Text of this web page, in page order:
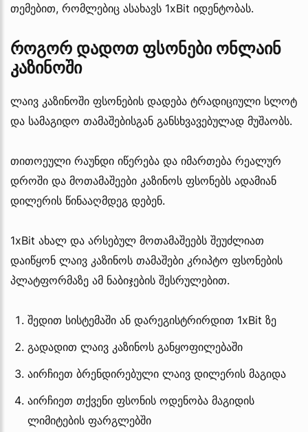
თემებით, რომლებიც ასახავს 1xBit იდენტობას.
როგორ დადოთ ფსონები ონლაინ
კაზინოში
ლაივ კაზინოში ფსონების დადება ტრადიციული სლოტ
და სამაგიდო თამაშებისგან განსხვავებულად მუშაობს.
თითოეული რაუნდი იწერება და იმართება რეალურ
დროში და მოთამაშეები კაზინოს ფსონებს ადამიან
დილერის წინააღმდეგ დებენ.
1xBit ახალ და არსებულ მოთამაშეებს შეუძლიათ
დაიწყონ ლაივ კაზინოს თამაშები კრიპტო ფსონების
პლატფორმაზე ამ ნაბიჯების შესრულებით.
შედით სისტემაში ან დარეგისტრირდით 1xBit ზე
გადადით ლაივ კაზინოს განყოფილებაში
აირჩიეთ ბრენდირებული ლაივ დილერის მაგიდა
აირჩიეთ თქვენი ფსონის ოდენობა მაგიდის
ლიმიტების ფარგლებში